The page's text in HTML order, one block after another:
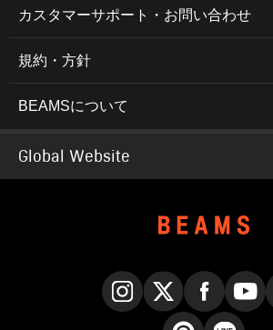
カスタマーサポート・お問い合わせ
規約・方針
BEAMSについて
Global Website